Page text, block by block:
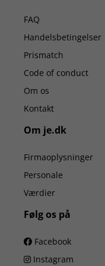
FAQ
Handelsbetingelser
Prismatch
Code of conduct
Om os
Kontakt
Om je.dk
Firmaoplysninger
Personale
Værdier
Følg os på
Facebook
Instagram